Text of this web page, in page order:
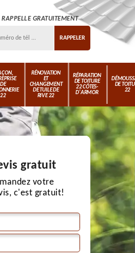
GRATUITEMENT
DE
22
RÉNOVATION
ET
CHANGEMENT
DE TUILE DE
RIVE 22
RÉPARATION
DE TOITURE
22 CÔTES-
D'ARMOR
DE
22
gratuit
votre
c'est gratuit!